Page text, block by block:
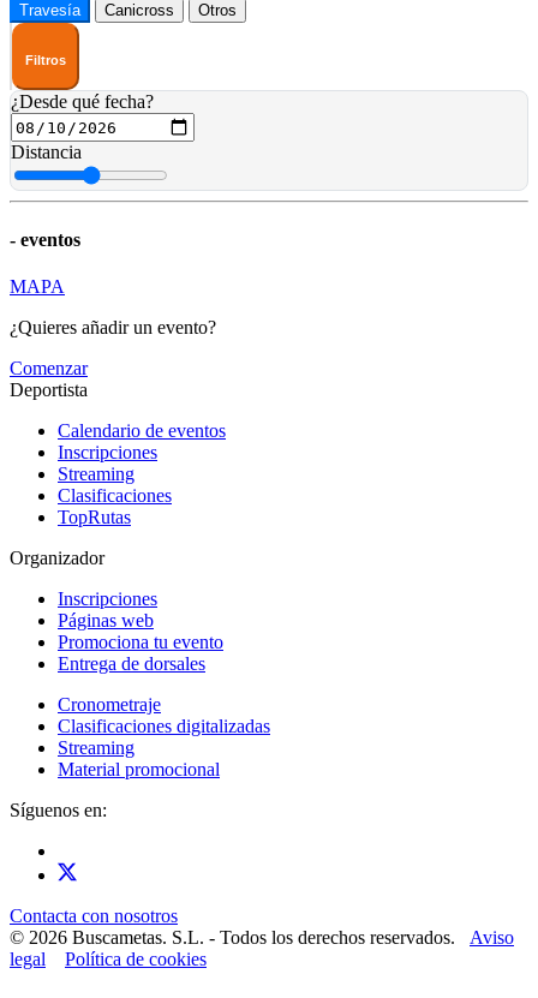
Travesía
Canicross Otros
Filtros
¿Desde qué fecha?
Distancia
- eventos
MAPA
¿Quieres añadir un evento?
Comenzar
Deportista
Calendario de eventos
Inscripciones
Streaming
Clasificaciones
TopRutas
Organizador
Inscripciones
Páginas web
Promociona tu evento
Entrega de dorsales
Cronometraje
Clasificaciones digitalizadas
Streaming
Material promocional
Síguenos en:
Contacta con nosotros
© 2026 Buscametas. S.L. - Todos los derechos reservados. Aviso
legal
Política de cookies